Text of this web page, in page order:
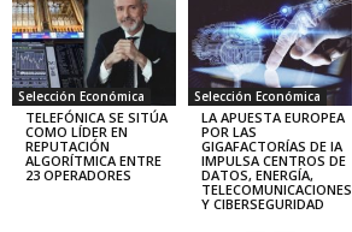
Selección Económica
TELEFÓNICA SE SITÚA
COMO LÍDER EN
REPUTACIÓN
ALGORÍTMICA ENTRE
23 OPERADORES
Selección Económica
LA APUESTA EUROPEA
POR LAS
GIGAFACTORÍAS DE IA
IMPULSA CENTROS DE
DATOS, ENERGÍA,
TELECOMUNICACIONES
Y CIBERSEGURIDAD